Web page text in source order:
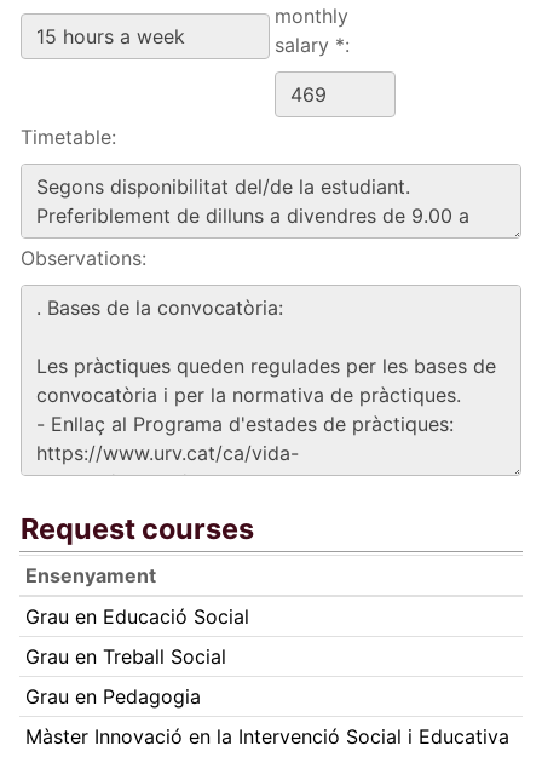
monthly
salary *:
Timetable:
Observations:
Request courses
Ensenyament
Grau en Educació Social
Grau en Treball Social
Grau en Pedagogia
Màster Innovació en la Intervenció Social i Educativa